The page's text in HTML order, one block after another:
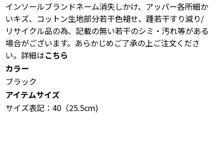
インソールブランドネーム消失しかけ、アッパー各所細か
いキズ、コットン生地部分若干色褪せ、踵若干すり減り/
リサイクル品の為、記載の無い若干のシミ・汚れ等がある
場合がございます。あらかじめご了承の上ご注文くださ
い。詳細はこちら
カラー
ブラック
アイテムサイズ
サイズ表記：40（25.5cm)